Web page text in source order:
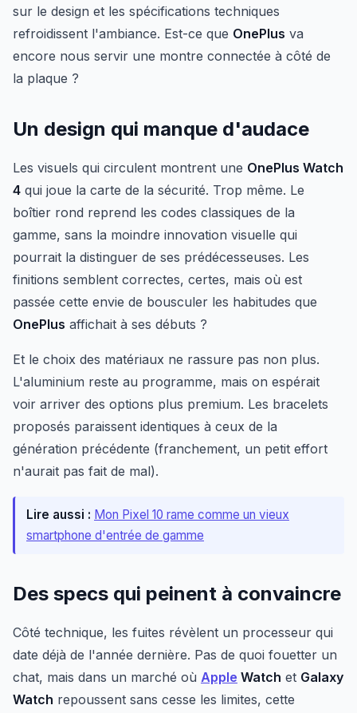
sur le design et les spécifications techniques
refroidissent l'ambiance. Est-ce que OnePlus va
encore nous servir une montre connectée à côté de
la plaque ?
Un design qui manque d'audace
Les visuels qui circulent montrent une OnePlus Watch
4 qui joue la carte de la sécurité. Trop même. Le
boîtier rond reprend les codes classiques de la
gamme, sans la moindre innovation visuelle qui
pourrait la distinguer de ses prédécesseuses. Les
finitions semblent correctes, certes, mais où est
passée cette envie de bousculer les habitudes que
OnePlus affichait à ses débuts ?
Et le choix des matériaux ne rassure pas non plus.
L'aluminium reste au programme, mais on espérait
voir arriver des options plus premium. Les bracelets
proposés paraissent identiques à ceux de la
génération précédente (franchement, un petit effort
n'aurait pas fait de mal).
Lire aussi : Mon Pixel 10 rame comme un vieux
smartphone d'entrée de gamme
Des specs qui peinent à convaincre
Côté technique, les fuites révèlent un processeur qui
date déjà de l'année dernière. Pas de quoi fouetter un
chat, mais dans un marché où Apple Watch et Galaxy
Watch repoussent sans cesse les limites, cette